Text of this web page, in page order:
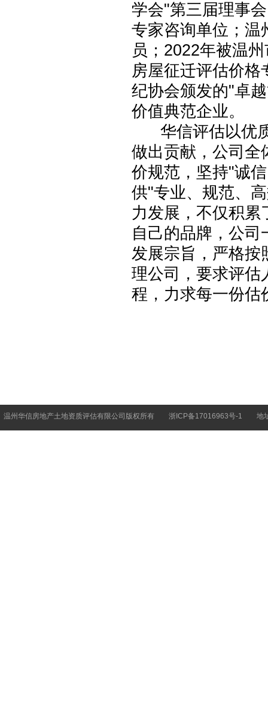
学会"第三届理事
专家咨询单位；温
员；2022年被温
房屋征迁评估价
纪协会颁发的"卓
价值典范企业。
华信评估以优质
做出贡献，公司全
价规范，坚持"诚
供"专业、规范、
力发展，不仅积累
自己的品牌，公
发展宗旨，严格按
理公司，要求评估
程，力求每一份估
温州华信房地产土地资质评估有限公司版权所有 浙ICP备17016963号-1 地